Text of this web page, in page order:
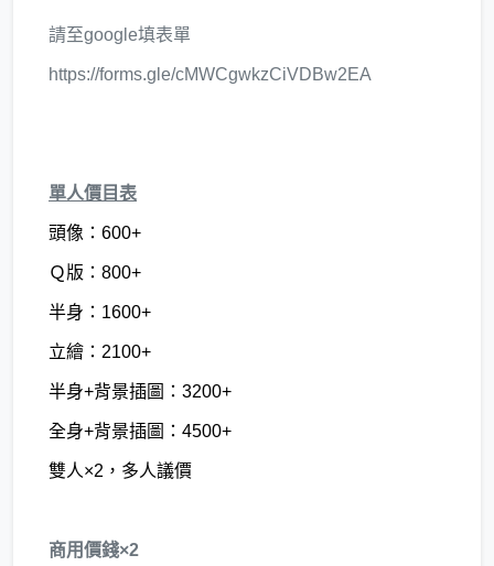
請至google填表單
https://forms.gle/cMWCgwkzCiVDBw2EA
單人價目表
頭像：600+
Ｑ版：800+
半身：1600+
立繪：2100+
半身+背景插圖：3200+
全身+背景插圖：4500+
雙人×2，多人議價
商用價錢×2